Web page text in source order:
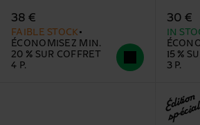
38 €
FAIBLE STOCK
ÉCONOMISEZ MIN.
20 % SUR COFFRET
4 P.
30 €
IN
15 %
3 P.
Édition